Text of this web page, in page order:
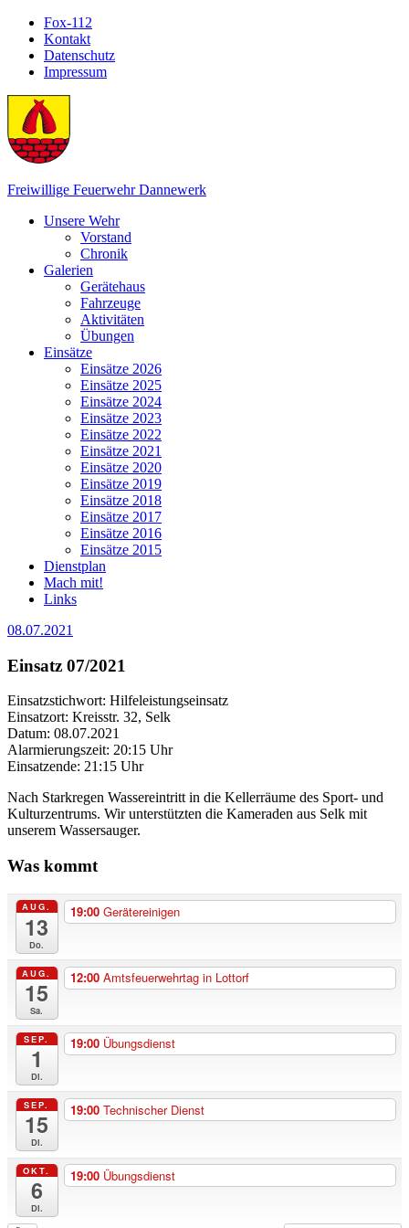
Skip
content
Fox-112
Kontakt
Datenschutz
Impressum
Freiwillige Feuerwehr Dannewerk
Unsere Wehr
Vorstand
Chronik
Galerien
Gerätehaus
Fahrzeuge
Aktivitäten
Übungen
Einsätze
Einsätze 2026
Einsätze 2025
Einsätze 2024
Einsätze 2023
Einsätze 2022
Einsätze 2021
Einsätze 2020
Einsätze 2019
Einsätze 2018
Einsätze 2017
Einsätze 2016
Einsätze 2015
Dienstplan
Mach mit!
Links
08.07.2021
Einsatz 07/2021
Einsatzstichwort: Hilfeleistungseinsatz
Einsatzort: Kreisstr. 32, Selk
Datum: 08.07.2021
Alarmierungszeit: 20:15 Uhr
Einsatzende: 21:15 Uhr
Nach Starkregen Wassereintritt in die Kellerräume des Sport- und
Kulturzentrums. Wir unterstützten die Kameraden aus Selk mit
unserem Wassersauger.
Was kommt
AUG.
13
Do.
19:00 Gerätereinigen
AUG.
15
Sa.
12:00 Amtsfeuerwehrtag in Lottorf
SEP.
1
Di.
19:00 Übungsdienst
SEP.
15
Di.
19:00 Technischer Dienst
OKT.
6
Di.
19:00 Übungsdienst